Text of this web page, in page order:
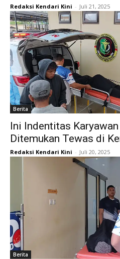
Redaksi Kendari Kini - Juli 21, 2025
Berita
Ini Indentitas
Ditemukan Tewas di
Redaksi Kendari Kini - Juli 20, 2025
Berita